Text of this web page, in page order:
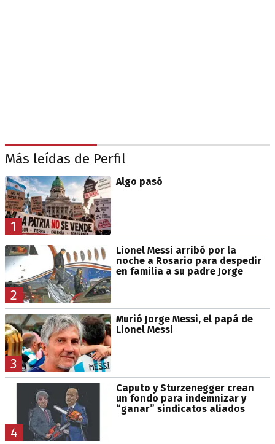
Más leídas de Perfil
1
Algo pasó
2
Lionel Messi arribó por la
noche a Rosario para despedir
en familia a su padre Jorge
3
Murió Jorge Messi, el papá de
Lionel Messi
4
Caputo y Sturzenegger crean
un fondo para indemnizar y
“ganar” sindicatos aliados